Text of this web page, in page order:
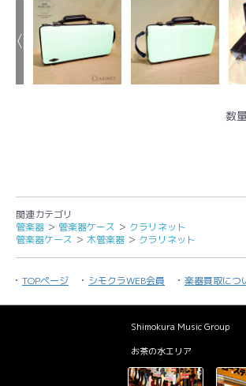
数量
関連カテゴリ
管楽器 ＞ 管楽器ケース ＞ クラリネット
管楽器ケース ＞ 木管楽器 ＞ クラリネット
TOPページ シモクラWEB会員 楽器買取につ
Shimokura Music Group
お茶の水エリア